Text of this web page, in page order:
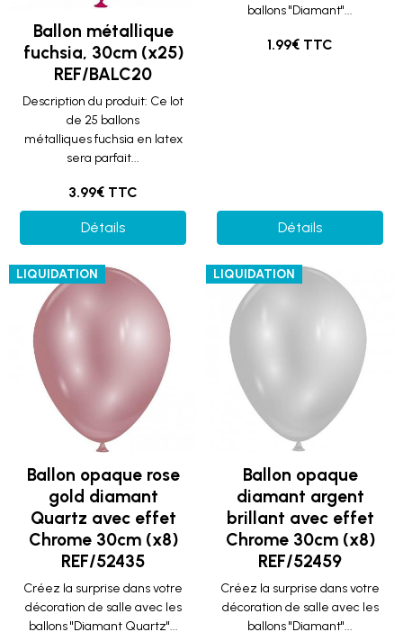
Ballon métallique
fuchsia, 30cm (x25)
REF/BALC20
Description du produit: Ce lot
de 25 ballons
métalliques fuchsia en latex
sera parfait...
3.99€ TTC
Détails
ballons "Diamant"...
1.99€ TTC
Détails
LIQUIDATION
Ballon opaque rose
gold diamant
Quartz avec effet
Chrome 30cm (x8)
REF/52435
Créez la surprise dans votre
décoration de salle avec les
ballons "Diamant Quartz"...
LIQUIDATION
Ballon opaque
diamant argent
brillant avec effet
Chrome 30cm (x8)
REF/52459
Créez la surprise dans votre
décoration de salle avec les
ballons "Diamant"...